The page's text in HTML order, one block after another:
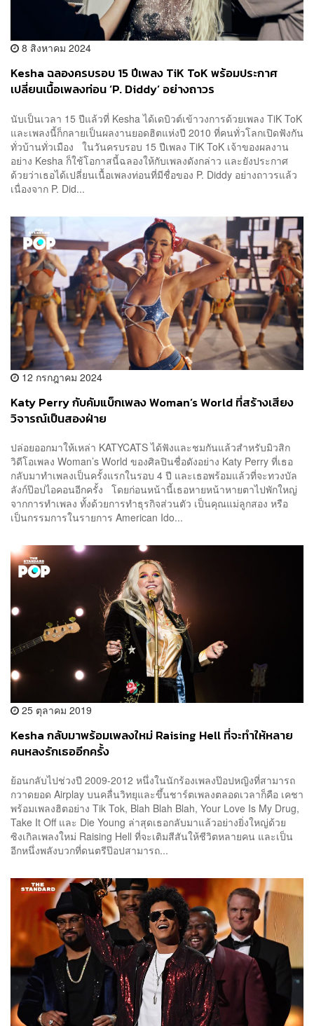
8 สิงหาคม 2024
Kesha ฉลองครบรอบ 15 ปีเพลง TiK ToK พร้อมประกาศ
เปลี่ยนเนื้อเพลงท่อน ‘P. Diddy’ อย่างถาวร
นับเป็นเวลา 15 ปีแล้วที่ Kesha ได้เดบิวต์เข้าวงการด้วยเพลง TiK ToK
และเพลงนี้ก็กลายเป็นผลงานยอดฮิตแห่งปี 2010 ที่คนทั่วโลกเปิดฟังกัน
ทั่วบ้านทั่วเมือง ในวันครบรอบ 15 ปีเพลง TiK ToK เจ้าของผลงาน
อย่าง Kesha ก็ใช้โอกาสนี้ฉลองให้กับเพลงดังกล่าว และยังประกาศ
ด้วยว่าเธอได้เปลี่ยนเนื้อเพลงท่อนที่มีชื่อของ P. Diddy อย่างถาวรแล้ว
เนื่องจาก P. Did...
12 กรกฎาคม 2024
Katy Perry กับคัมแบ็กเพลง Woman’s World ที่สร้างเสียง
วิจารณ์เป็นสองฝ่าย
ปล่อยออกมาให้เหล่า KATYCATS ได้ฟังและชมกันแล้วสำหรับมิวสิก
วิดีโอเพลง Woman’s World ของศิลปินชื่อดังอย่าง Katy Perry ที่เธอ
กลับมาทำเพลงเป็นครั้งแรกในรอบ 4 ปี และเธอพร้อมแล้วที่จะทวงบัล
ลังก์ป๊อปไอคอนอีกครั้ง โดยก่อนหน้านี้เธอหายหน้าหายตาไปพักใหญ่
จากการทำเพลง ทั้งด้วยการทำธุรกิจส่วนตัว เป็นคุณแม่ลูกสอง หรือ
เป็นกรรมการในรายการ American Ido...
25 ตุลาคม 2019
Kesha กลับมาพร้อมเพลงใหม่ Raising Hell ที่จะทำให้หลาย
คนหลงรักเธออีกครั้ง
ย้อนกลับไปช่วงปี 2009-2012 หนึ่งในนักร้องเพลงป๊อปหญิงที่สามารถ
กวาดยอด Airplay บนคลื่นวิทยุและขึ้นชาร์ตเพลงตลอดเวลาก็คือ เคชา
พร้อมเพลงฮิตอย่าง Tik Tok, Blah Blah Blah, Your Love Is My Drug,
Take It Off และ Die Young ล่าสุดเธอกลับมาแล้วอย่างยิ่งใหญ่ด้วย
ซิงเกิลเพลงใหม่ Raising Hell ที่จะเติมสีสันให้ชีวิตหลายคน และเป็น
อีกหนึ่งพลังบวกที่ดนตรีป๊อปสามารถ...